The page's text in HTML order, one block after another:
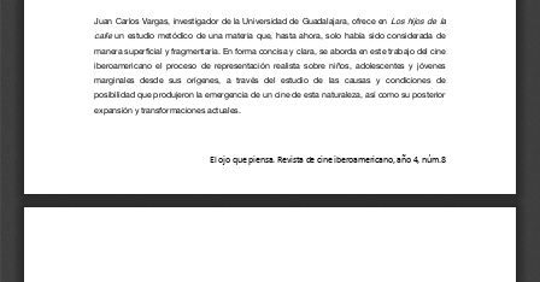
El ojo que piensa. Revista de cine iberoamericano, año 4, núm.8
Juan  Carlos Vargas,  investigador  de  la Universidad de  Guadalajara,  ofrece en Los  hijos  de  la
calle un  estudio  metódico  de  una  materia  que,  hasta  ahora,  solo  había  sido  considerada  de
manera superficial y fragmentaria. En forma concisa y clara, se aborda en este trabajo del cine
iberoamericano  el  proceso  de  representación  realista  sobre  niños,  adolescentes  y  jóvenes
marginales  desde  sus  orígenes,  a  través  del  estudio  de  las  causas  y  condiciones  de
posibilidad que produjeron la emergencia de un cine de esta naturaleza, así como su posterior
expansión y transformaciones actuales.